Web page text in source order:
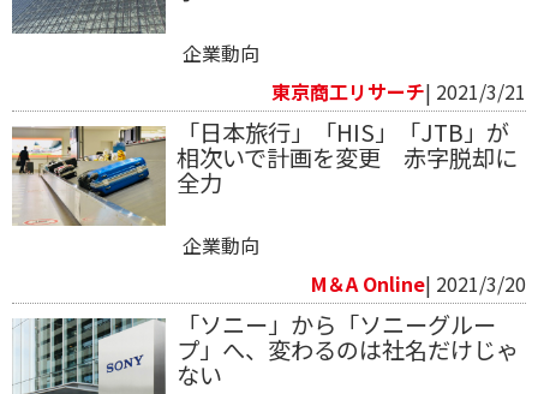
企業動向
東京商工リサーチ| 2021/3/21
「日本旅行」「HIS」「JTB」が
相次いで計画を変更 赤字脱却に
全力
企業動向
M＆A Online| 2021/3/20
「ソニー」から「ソニーグルー
プ」へ、変わるのは社名だけじゃ
ない